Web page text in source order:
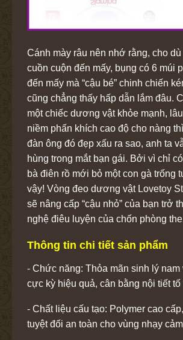
Cánh mày râu nên nhớ rằng, cho
cuồn cuộn đến mấy, bụng có 6 múi
đến mấy mà “cậu bé” chinh chiến
cũng chẳng thấy hấp dẫn lắm đâu.
một chiếc dương vật khỏe mạnh,
niềm phấn khích cao độ cho nàng
đàn ông đó đẹp xấu ra sao, anh ta
hùng trong mắt bạn gái. Bởi vì chỉ
bà điên rồ mới bỏ một con gà trống
vậy! Vòng đeo dương vật Lovetoy
sẽ nâng cấp “cậu nhỏ” của bạn trở
nghệ điêu luyện của chốn phòng
Thông tin chi tiết sản phẩm
- Chức năng: Thỏa mãn sinh lý
cực kỳ hiệu quả, cân bằng nội tiết tố
- Chất liệu cấu tạo: Polymer cao
tuyệt đối an toàn cho vùng nhạy